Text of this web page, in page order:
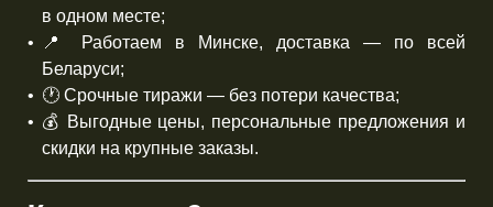
в одном месте;
📍 Работаем в Минске, доставка — по всей
Беларуси;
🕐 Срочные тиражи — без потери качества;
💰 Выгодные цены, персональные предложения и
скидки на крупные заказы.